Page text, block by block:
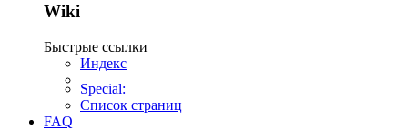
Wiki
Быстрые ссылки
Индекс
Special:
Список страниц
FAQ